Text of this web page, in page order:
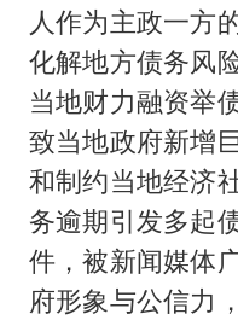
人作为主政一方
化解地方债务风
当地财力融资举
致当地政府新增
和制约当地经济
务逾期引发多起
件，被新闻媒体
府形象与公信力